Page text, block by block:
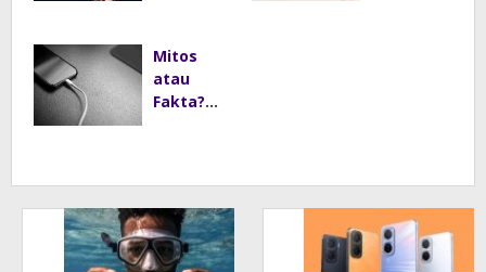
144Hz dan
Baterai
8.000 mAh
Modern
Mitos
atau
Fakta?
Bikin
Ponsel
Cepat
Rusak